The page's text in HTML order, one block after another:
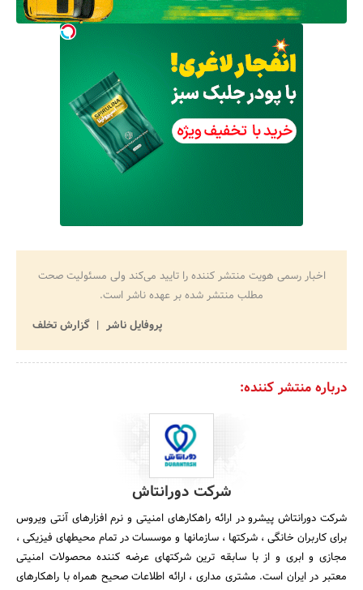
اخبار رسمی هویت منتشر کننده را تایید می‌کند ولی مسئولیت صحت
مطلب منتشر شده بر عهده ناشر است.
پروفایل ناشر
گزارش تخلف
درباره منتشر کننده:
شرکت دورانتاش
شرکت دورانتاش پیشرو در ارائه راهکارهای امنیتی و نرم افزارهای آنتی ویروس
برای کاربران خانگی ، شرکتها ، سازمانها و موسسات در تمام محیطهای فیزیکی ،
مجازی و ابری و از با سابقه ترین شرکتهای عرضه کننده محصولات امنیتی
معتبر در ایران است. مشتری مداری ، ارائه اطلاعات صحیح همراه با راهکارهای